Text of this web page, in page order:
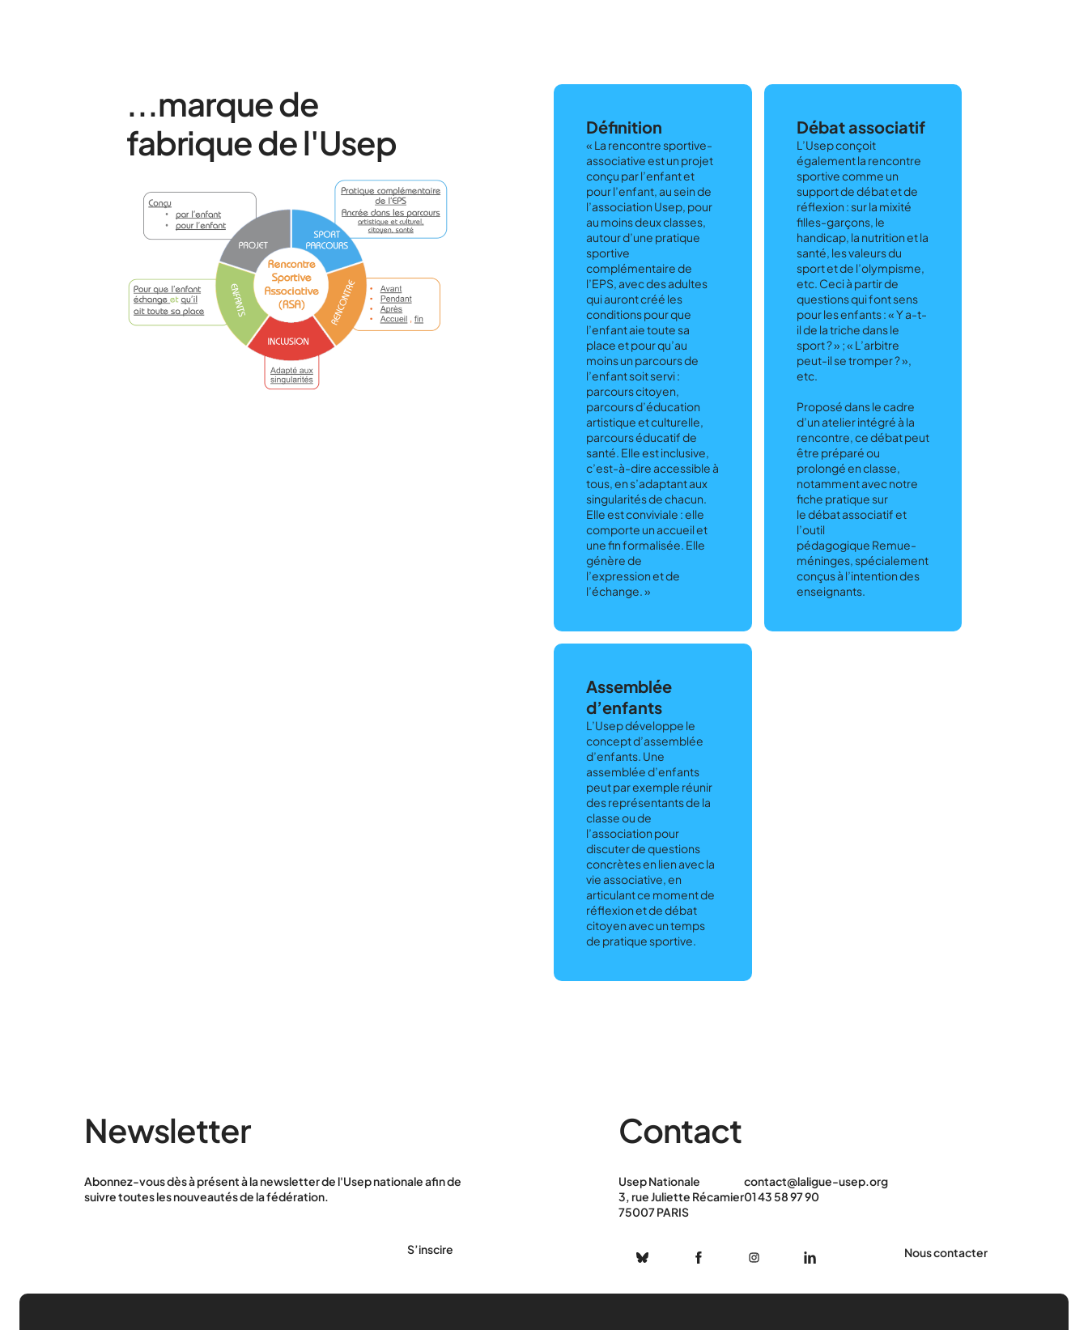
...marque de
fabrique de l'Usep
Définition
« La rencontre sportive-
associative est un projet
conçu par l’enfant et
pour l’enfant, au sein de
l’association Usep, pour
au moins deux classes,
autour d’une pratique
sportive
complémentaire de
l’EPS, avec des adultes
qui auront créé les
conditions pour que
l’enfant aie toute sa
place et pour qu’au
moins un parcours de
l’enfant soit servi :
parcours citoyen,
parcours d’éducation
artistique et culturelle,
parcours éducatif de
santé. Elle est inclusive,
c’est-à-dire accessible à
tous, en s’adaptant aux
singularités de chacun.
Elle est conviviale : elle
comporte un accueil et
une fin formalisée. Elle
génère de
l’expression et de
l’échange. »
Débat associatif
L’Usep conçoit
également la rencontre
sportive comme un
support de débat et de
réflexion : sur la mixité
filles-garçons, le
handicap, la nutrition et la
santé, les valeurs du
sport et de l’olympisme,
etc. Ceci à partir de
questions qui font sens
pour les enfants : « Y a-t-
il de la triche dans le
sport ? » ; « L’arbitre
peut-il se tromper ? »,
etc.
Proposé dans le cadre
d’un atelier intégré à la
rencontre, ce débat peut
être préparé ou
prolongé en classe,
notamment avec notre
fiche pratique sur
le débat associatif et
l’outil
pédagogique Remue-
méninges, spécialement
conçus à l’intention des
enseignants.
Assemblée
d’enfants
L’Usep développe le
concept d’assemblée
d’enfants. Une
assemblée d’enfants
peut par exemple réunir
des représentants de la
classe ou de
l’association pour
discuter de questions
concrètes en lien avec la
vie associative, en
articulant ce moment de
réflexion et de débat
citoyen avec un temps
de pratique sportive.
Newsletter
Abonnez-vous dès à présent à la newsletter de l'Usep nationale afin de
suivre toutes les nouveautés de la fédération.
S’inscire
Contact
Usep Nationale
3, rue Juliette Récamier
75007 PARIS
contact@laligue-usep.org
01 43 58 97 90
Nous contacter